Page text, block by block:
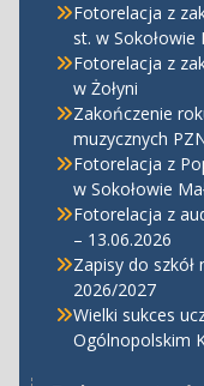
Fotorelacja z
st. w Sokołowie
Fotorelacja z
w Żołyni
Zakończenie
muzycznych
Fotorelacja z
w Sokołowie
Fotorelacja z
– 13.06.2026
Zapisy do
2026/2027
Wielki sukces
Ogólnopolskim